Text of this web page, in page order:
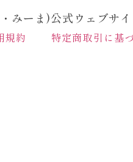
ーま)公式ウェブサイ
規約 特定商取引に基